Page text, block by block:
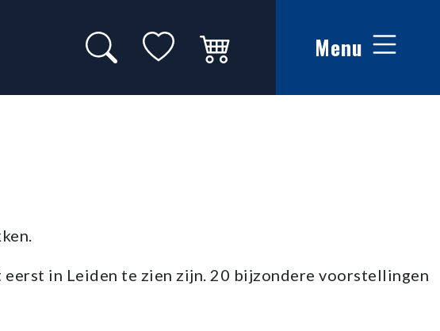
Zoeken op website
Mijn favorieten
Winkelwagen Menu
in Leiden te zien zijn. 20 bijzondere voorstellingen